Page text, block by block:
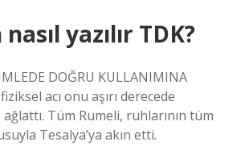
yazılır TDK?
DOĞRU KULLANIMINA
acı onu aşırı derecede
Tüm Rumeli, ruhlarının tüm
Tesalya’ya akın etti.